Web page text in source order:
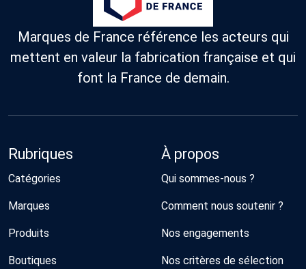
Marques de France référence les acteurs qui
mettent en valeur la fabrication française et qui
font la France de demain.
Rubriques
Catégories
Marques
Produits
Boutiques
À propos
Qui sommes-nous ?
Comment nous soutenir ?
Nos engagements
Nos critères de sélection